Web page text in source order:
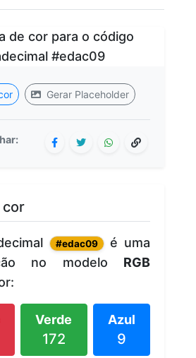
Gerar Placeholder
cor
#edac09 é uma
no modelo RGB
Verde
172
Azul
9